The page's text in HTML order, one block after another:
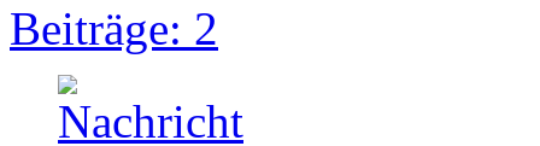
Beiträge: 2